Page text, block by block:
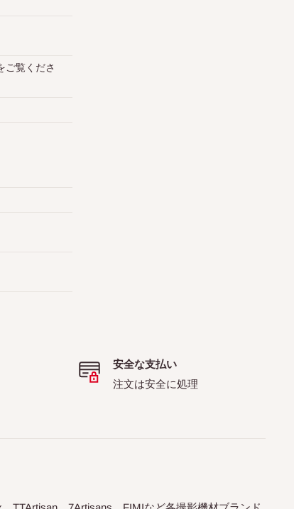
ご覧くださ
安全な支払い
注文は安全に処理